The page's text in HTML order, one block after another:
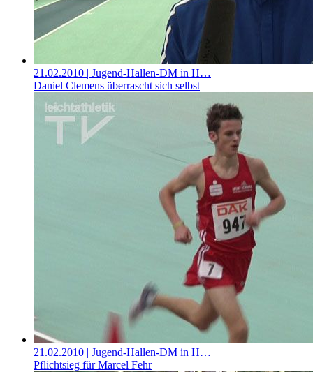
21.02.2010 | Jugend-Hallen-DM in H…
Daniel Clemens überrascht sich selbst
21.02.2010 | Jugend-Hallen-DM in H…
Pflichtsieg für Marcel Fehr